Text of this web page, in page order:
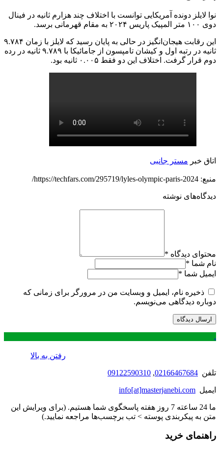
نوا لایلز دونده آمریکایی توانست با اختلاف چند هزارم ثانیه در فینال
دوی ۱۰۰ متر المپیک پاریس ۲۰۲۴ به مقام قهرمانی برسد.
این رقابت هیجان‌انگیز در حالی به پایان رسید که لایلز با زمان ۹.۷۸۴
ثانیه در رتبه اول و کیشان تامپسون از جامائیکا با ۹.۷۸۹ ثانیه در رده
دوم قرار گرفت. اختلاف این دو فقط ۰.۰۰۵ ثانیه بود.
اتاق خبر مستر جانبی
منبع: https://techfars.com/295719/lyles-olympic-paris-2024/
دیدگاه‌های نوشته
محتوای دیدگاه *
نام شما *
ایمیل شما *
ذخیره نام، ایمیل و وبسایت من در مرورگر برای زمانی که
دوباره دیدگاهی می‌نویسم.
.
رفتن به بالا
تلفن 02166467684
,
09122590310
ایمیل info[at]masterjanebi.com
ما 24 ساعته 7 روز هفته پاسخگوی شما هستیم. (برای ویرایش این
متن به پیکربندی پوسته > تب برچسب‌ها مراجعه نمایید.)
راهنمای خرید